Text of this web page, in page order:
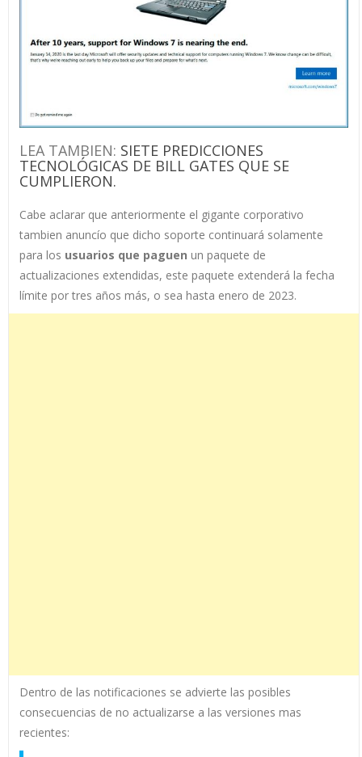
LEA TAMBIEN: SIETE PREDICCIONES
TECNOLÓGICAS DE BILL GATES QUE SE
CUMPLIERON.
Cabe aclarar que anteriormente el gigante corporativo
tambien anuncío que dicho soporte continuará solamente
para los usuarios que paguen un paquete de
actualizaciones extendidas, este paquete extenderá la fecha
límite por tres años más, o sea hasta enero de 2023.
Dentro de las notificaciones se advierte las posibles
consecuencias de no actualizarse a las versiones mas
recientes: